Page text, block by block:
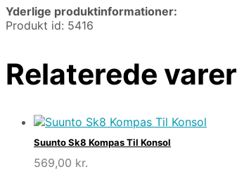
Yderlige produktinformationer:
Produkt id: 5416
Relaterede varer
Suunto Sk8 Kompas Til Konsol
569,00 kr.